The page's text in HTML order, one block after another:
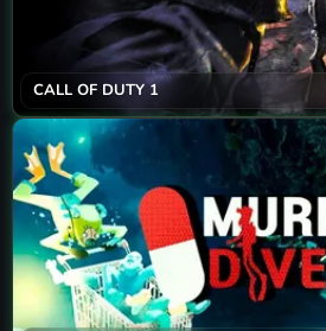
CALL OF DUTY 1